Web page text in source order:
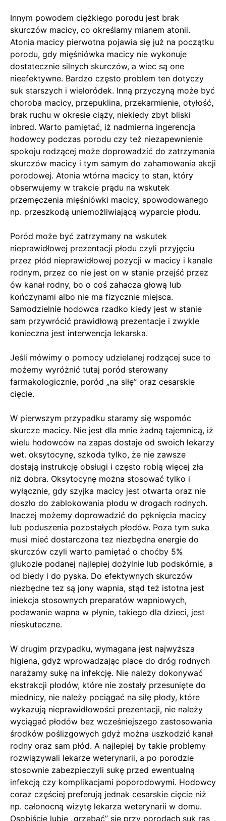
Innym powodem ciężkiego porodu jest brak
skurczów macicy, co określamy mianem atonii.
Atonia macicy pierwotna pojawia się już na początku
porodu, gdy mięśniówka macicy nie wykonuje
dostatecznie silnych skurczów, a wiec są one
nieefektywne. Bardzo często problem ten dotyczy
suk starszych i wieloródek. Inną przyczyną może być
choroba macicy, przepuklina, przekarmienie, otyłość,
brak ruchu w okresie ciąży, niekiedy zbyt bliski
inbred. Warto pamiętać, iż nadmierna ingerencja
hodowcy podczas porodu czy też niezapewnienie
spokoju rodzącej może doprowadzić do zatrzymania
skurczów macicy i tym samym do zahamowania akcji
porodowej. Atonia wtórna macicy to stan, który
obserwujemy w trakcie prądu na wskutek
przemęczenia mięśniówki macicy, spowodowanego
np. przeszkodą uniemożliwiającą wyparcie płodu.
Poród może być zatrzymany na wskutek
nieprawidłowej prezentacji płodu czyli przyjęciu
przez płód nieprawidłowej pozycji w macicy i kanale
rodnym, przez co nie jest on w stanie przejść przez
ów kanał rodny, bo o coś zahacza głową lub
kończynami albo nie ma fizycznie miejsca.
Samodzielnie hodowca rzadko kiedy jest w stanie
sam przywrócić prawidłową prezentacje i zwykle
konieczna jest interwencja lekarska.
Jeśli mówimy o pomocy udzielanej rodzącej suce to
możemy wyróżnić tutaj poród sterowany
farmakologicznie, poród „na siłę” oraz cesarskie
cięcie.
W pierwszym przypadku staramy się wspomóc
skurcze macicy. Nie jest dla mnie żadną tajemnicą, iż
wielu hodowców na zapas dostaje od swoich lekarzy
wet. oksytocynę, szkoda tylko, że nie zawsze
dostają instrukcję obsługi i często robią więcej zła
niż dobra. Oksytocynę można stosować tylko i
wyłącznie, gdy szyjka macicy jest otwarta oraz nie
doszło do zablokowania płodu w drogach rodnych.
Inaczej możemy doprowadzić do pęknięcia macicy
lub poduszenia pozostałych płodów. Poza tym suka
musi mieć dostarczona tez niezbędna energie do
skurczów czyli warto pamiętać o choćby 5%
glukozie podanej najlepiej dożylnie lub podskórnie, a
od biedy i do pyska. Do efektywnych skurczów
niezbędne tez są jony wapnia, stąd też istotna jest
iniekcja stosownych preparatów wapniowych,
podawanie wapna w płynie, takiego dla dzieci, jest
nieskuteczne.
W drugim przypadku, wymagana jest najwyższa
higiena, gdyż wprowadzając place do dróg rodnych
narażamy sukę na infekcję. Nie należy dokonywać
ekstrakcji płodów, które nie zostały przesunięte do
miednicy, nie należy pociągać na siłę płody, które
wykazują nieprawidłowości prezentacji, nie należy
wyciągać płodów bez wcześniejszego zastosowania
środków poślizgowych gdyż można uszkodzić kanał
rodny oraz sam płód. A najlepiej by takie problemy
rozwiązywali lekarze weterynarii, a po porodzie
stosownie zabezpieczyli sukę przed ewentualną
infekcją czy komplikacjami poporodowymi. Hodowcy
coraz częściej preferują jednak cesarskie cięcie niż
np. całonocną wizytę lekarza weterynarii w domu.
Osobiście lubię „grzebać” się przy porodach suk ras